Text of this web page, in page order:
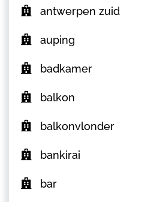
antwerpen zuid
auping
badkamer
balkon
balkonvlonder
bankirai
bar